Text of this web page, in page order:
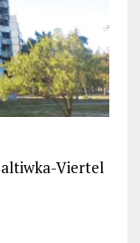
Viertel